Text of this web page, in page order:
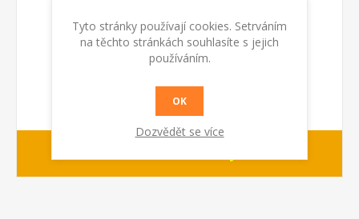
Tyto stránky používají cookies. Setrváním
na těchto stránkách souhlasíte s jejich
používáním.
OK
Dozvědět se více